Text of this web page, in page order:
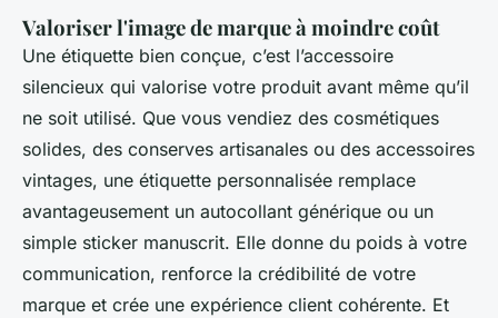
Valoriser l'image de marque à moindre coût
Une étiquette bien conçue, c’est l’accessoire
silencieux qui valorise votre produit avant même qu’il
ne soit utilisé. Que vous vendiez des cosmétiques
solides, des conserves artisanales ou des accessoires
vintages, une étiquette personnalisée remplace
avantageusement un autocollant générique ou un
simple sticker manuscrit. Elle donne du poids à votre
communication, renforce la crédibilité de votre
marque et crée une expérience client cohérente. Et